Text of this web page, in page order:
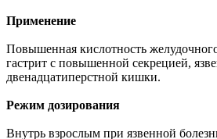
Применение
Повышенная кислотность
гастрит с повышенной секрецией,
двенадцатиперстной кишки.
Режим дозирования
Внутрь взрослым при язвенной